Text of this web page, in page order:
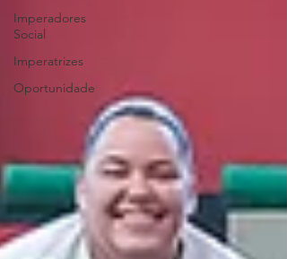
Imperadores
Social
Imperatrizes
Oportunidade